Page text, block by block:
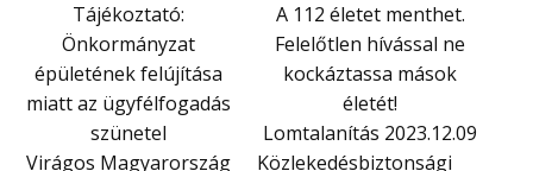
Tájékoztató:
Önkormányzat
épületének felújítása
miatt az ügyfélfogadás
szünetel
A 112 életet menthet.
Felelőtlen hívással ne
kockáztassa mások
életét!
Lomtalanítás 2023.12.09
Virágos Magyarország
Közlekedésbiztonsági